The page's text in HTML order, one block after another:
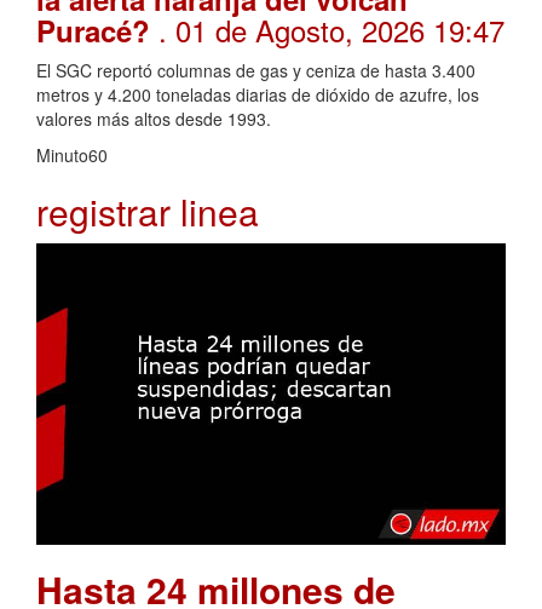
Puracé? . 01 de Agosto, 2026 19:47
El SGC reportó columnas de gas y ceniza de hasta 3.400
metros y 4.200 toneladas diarias de dióxido de azufre, los
valores más altos desde 1993.
Minuto60
registrar linea
Hasta 24 millones de